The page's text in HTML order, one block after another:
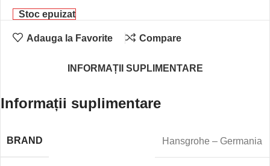
Stoc epuizat
Adauga la Favorite Compare
INFORMAȚII SUPLIMENTARE
Informații suplimentare
BRAND Hansgrohe – Germania